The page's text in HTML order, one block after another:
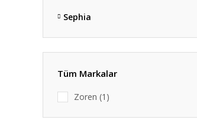
Sephia
Tüm Markalar
Zoren (1)